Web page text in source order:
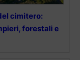
cimitero:
forestali e